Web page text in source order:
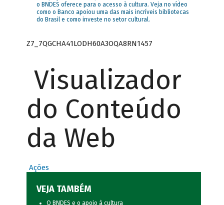
o BNDES oferece para o acesso à cultura. Veja no vídeo
como o Banco apoiou uma das mais incríveis bibliotecas
do Brasil e como investe no setor cultural.
Z7_7QGCHA41LODH60A3OQA8RN1457
Visualizador
do Conteúdo
da Web
Ações
VEJA TAMBÉM
O BNDES e o apoio à cultura